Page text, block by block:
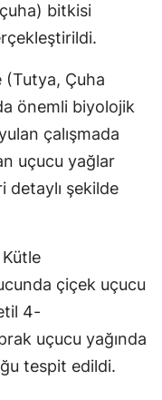
bitkisi
(Tutya, Çuha
önemli biyolojik
çalışmada
uçucu yağlar
detaylı şekilde
çiçek uçucu
4-
uçucu yağında
tespit edildi.